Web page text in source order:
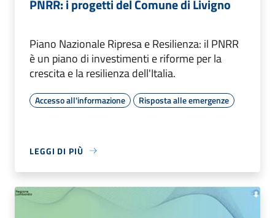
PNRR: i progetti del Comune di Livigno
Piano Nazionale Ripresa e Resilienza: il PNRR
è un piano di investimenti e riforme per la
crescita e la resilienza dell'Italia.
Accesso all'informazione Risposta alle emergenze
LEGGI DI PIÙ